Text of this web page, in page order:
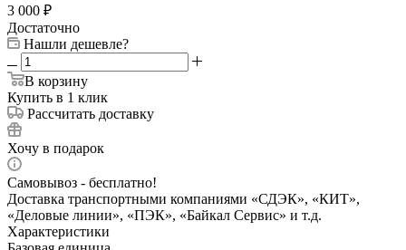
3 000 ₽
Достаточно
Нашли дешевле?
В корзину
Купить в 1 клик
Рассчитать доставку
Хочу в подарок
Самовывоз - бесплатно!
Доставка транспортными компаниями «СДЭК», «КИТ»,
«Деловые линии», «ПЭК», «Байкал Сервис» и т.д.
Характеристики